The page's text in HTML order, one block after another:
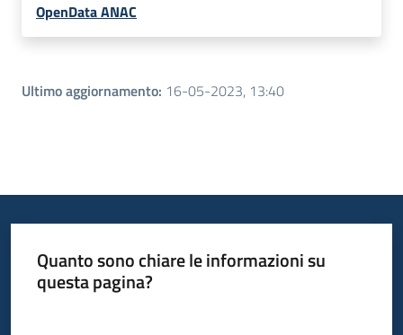
OpenData ANAC
Ultimo aggiornamento: 16-05-2023, 13:40
Quanto sono chiare le informazioni su
questa pagina?